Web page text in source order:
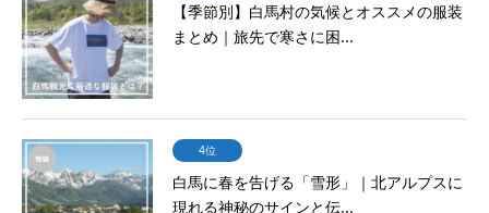
【季節別】白馬村の気候とオススメの服装
まとめ｜旅先で寒さに困...
4位
白馬に春を告げる「雪形」｜北アルプスに
現れる神秘のサインと伝...